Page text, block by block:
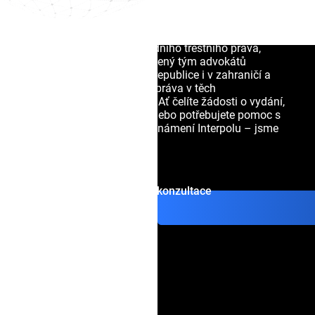
Silver Notice
Zvláštní
služby v oblasti mezinárodního trestního práva,
extradice a Interpolu. Zkušený tým advokátů
zastupuje klienty v České republice i v zahraničí a
pomáhá jim chránit jejich práva v těch
nejnáročnějších situacích. Ať čelíte žádosti o vydání,
mezinárodnímu zatykači nebo potřebujete pomoc s
odstraněním červeného oznámení Interpolu – jsme
Bezplatná konzultace